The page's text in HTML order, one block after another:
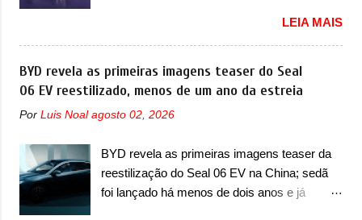
Era o Pointer, versão hatchback do Logus
que chegava depois de um ano de atraso. A
invasão de 1994 foi marcava pelos
franceses, alemães, japoneses e coreanos
que chegaram arrancando corações em
destacaram nas vendas em 1994 foram o
Renault R19 que vinha em 3 versões de
carroceria, sendo duas do hatch e o sedan, a
vai apresentar na China as primeiras
mudanças para o Z20, um misto de hatch
com SUV que é vendido no mercado chinês
desde o lançamento, em 2024. Agora, o
visual e também mudará de nome. Vendido
passará a ser vendido na China apenas
como ‘20’. Junto das mudanças visuais, a
marca confirmou que ele pode ser um dos
LEIA MAIS
BYD revela as primeiras imagens teaser do Seal
06 EV reestilizado, menos de um ano da estreia
Por Luis Noal agosto 02, 2026
BYD revela as primeiras imagens teaser da
reestilização do Seal 06 EV na China; sedã
foi lançado há menos de dois anos e já